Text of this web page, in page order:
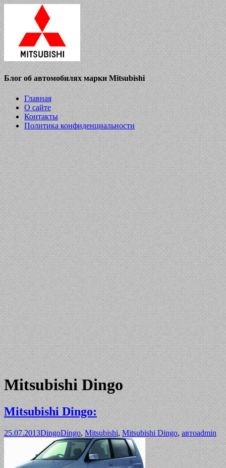
Блог об автомобилях марки Mitsubishi
Главная
О сайте
Контакты
Политика конфиденциальности
Mitsubishi Dingo
Mitsubishi Dingo:
25.07.2013DingoDingo,Mitsubishi,Mitsubishi Dingo,автоadmin